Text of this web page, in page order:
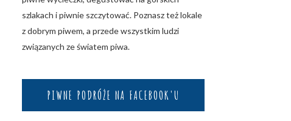
szlakach i piwnie szczytować. Poznasz też lokale
z dobrym piwem, a przede wszystkim ludzi
związanych ze światem piwa.
PIWNE PODRÓŻE NA FACEBOOK'U